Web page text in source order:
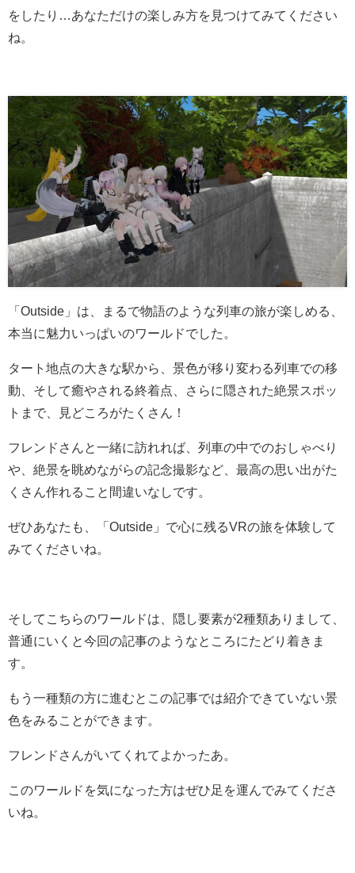
をしたり…あなただけの楽しみ方を見つけてみてください
ね。
「Outside」は、まるで物語のような列車の旅が楽しめる、
本当に魅力いっぱいのワールドでした。
タート地点の大きな駅から、景色が移り変わる列車での移
動、そして癒やされる終着点、さらに隠された絶景スポッ
トまで、見どころがたくさん！
フレンドさんと一緒に訪れれば、列車の中でのおしゃべり
や、絶景を眺めながらの記念撮影など、最高の思い出がた
くさん作れること間違いなしです。
ぜひあなたも、「Outside」で心に残るVRの旅を体験して
みてくださいね。
そしてこちらのワールドは、隠し要素が2種類ありまして、
普通にいくと今回の記事のようなところにたどり着きま
す。
もう一種類の方に進むとこの記事では紹介できていない景
色をみることができます。
フレンドさんがいてくれてよかったあ。
このワールドを気になった方はぜひ足を運んでみてくださ
いね。